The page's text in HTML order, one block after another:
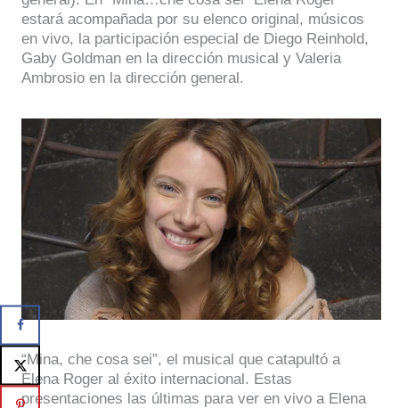
estará acompañada por su elenco original, músicos
en vivo, la participación especial de Diego Reinhold,
Gaby Goldman en la dirección musical y Valeria
Ambrosio en la dirección general.
“Mina, che cosa sei”, el musical que catapultó a
Elena Roger al éxito internacional. Estas
presentaciones las últimas para ver en vivo a Elena